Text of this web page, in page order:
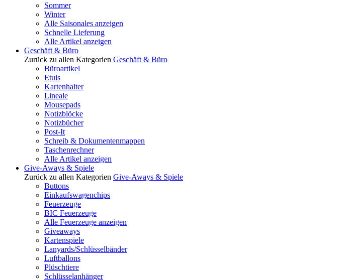
Sommer
Winter
Alle Saisonales anzeigen
Schnelle Lieferung
Alle Artikel anzeigen
Geschäft & Büro
Zurück zu allen Kategorien Geschäft & Büro
Büroartikel
Etuis
Kartenhalter
Lineale
Mousepads
Notizblöcke
Notizbücher
Post-It
Schreib & Dokumentenmappen
Taschenrechner
Alle Artikel anzeigen
Give-Aways & Spiele
Zurück zu allen Kategorien Give-Aways & Spiele
Buttons
Einkaufswagenchips
Feuerzeuge
BIC Feuerzeuge
Alle Feuerzeuge anzeigen
Giveaways
Kartenspiele
Lanyards/Schlüsselbänder
Luftballons
Plüschtiere
Schlüsselanhänger